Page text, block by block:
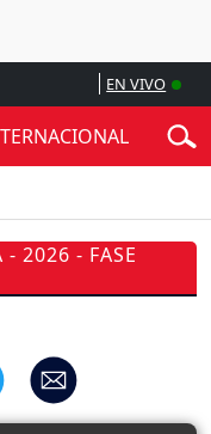
EN VIVO
- 2026 - FASE